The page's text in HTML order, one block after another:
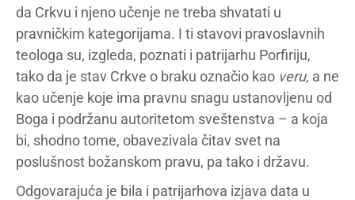
da Crkvu i njeno učenje ne treba shvatati u
pravničkim kategorijama. I ti stavovi pravoslavnih
teologa su, izgleda, poznati i patrijarhu Porfiriju,
tako da je stav Crkve o braku označio kao veru, a ne
kao učenje koje ima pravnu snagu ustanovljenu od
Boga i podržanu autoritetom sveštenstva – a koja
bi, shodno tome, obavezivala čitav svet na
poslušnost božanskom pravu, pa tako i državu.
Odgovarajuća je bila i patrijarhova izjava data u